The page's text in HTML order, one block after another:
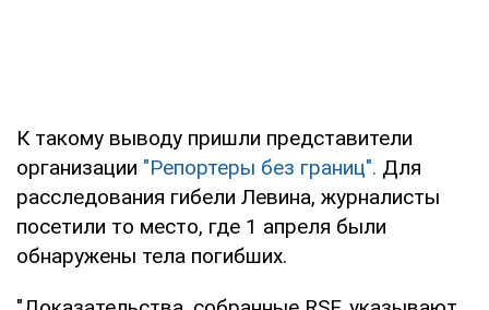
К такому выводу пришли представители
организации "Репортеры без границ". Для
расследования гибели Левина, журналисты
посетили то место, где 1 апреля были
обнаружены тела погибших.